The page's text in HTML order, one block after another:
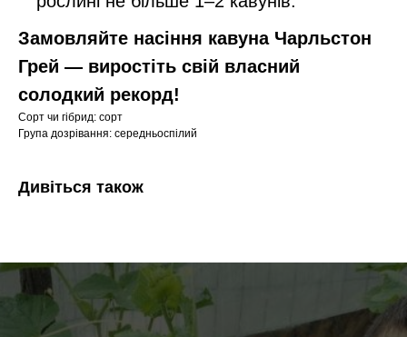
Замовляйте насіння кавуна Чарльстон
Грей — виростіть свій власний
солодкий рекорд!
Сорт чи гібрид: сорт
Група дозрівання: середньоспілий
Дивіться також